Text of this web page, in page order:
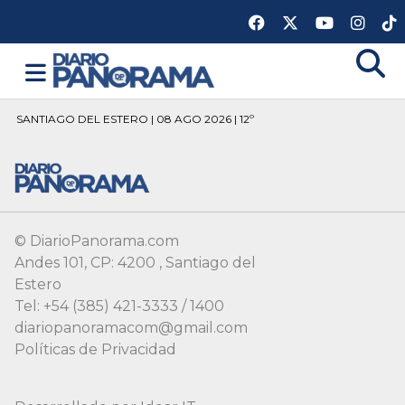
SANTIAGO DEL ESTERO | 08 AGO 2026 | 12º
© DiarioPanorama.com
Andes 101, CP: 4200 , Santiago del
Estero
Tel: +54 (385) 421-3333 / 1400
diariopanoramacom@gmail.com
Políticas de Privacidad